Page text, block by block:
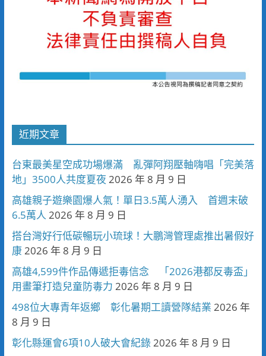
近期文章
台東最美星空成功場爆滿 亂彈阿翔壓軸嗨唱「完美落
地」3500人共度夏夜 2026 年 8 月 9 日
高雄親子遊樂園爆人氣！單日3.5萬人湧入 首週末破
6.5萬人 2026 年 8 月 9 日
搭台灣好行低碳暢玩小琉球！大鵬灣管理處推出暑假好
康2026 年 8 月 9 日
高雄4,599件作品傳遞拒毒信念 「2026港都反毒盃」
用畫筆打造兒童防毒力 2026 年 8 月 9 日
498位大專青年返鄉 彰化暑期工讀營隊結業 2026 年
8 月 9 日
彰化縣運會6項10人破大會紀錄2026 年 8 月 9 日